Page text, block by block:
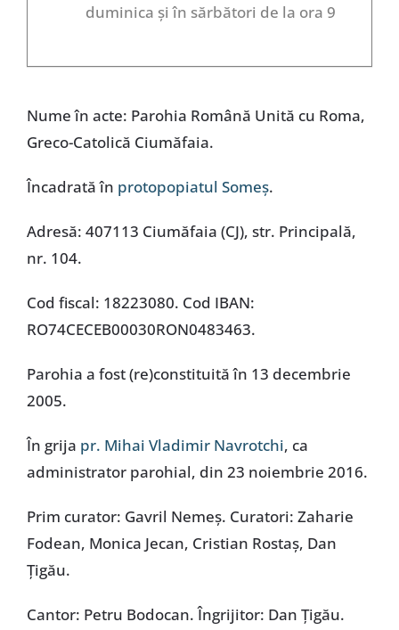
duminica și în sărbători de la ora 9
Nume în acte: Parohia Română Unită cu Roma,
Greco-Catolică Ciumăfaia.
Încadrată în protopopiatul Someș.
Adresă: 407113 Ciumăfaia (CJ), str. Principală,
nr. 104.
Cod fiscal: 18223080. Cod IBAN:
RO74CECEB00030RON0483463.
Parohia a fost (re)constituită în 13 decembrie
2005.
În grija pr. Mihai Vladimir Navrotchi, ca
administrator parohial, din 23 noiembrie 2016.
Prim curator: Gavril Nemeș. Curatori: Zaharie
Fodean, Monica Jecan, Cristian Rostaș, Dan
Țigău.
Cantor: Petru Bodocan. Îngrijitor: Dan Țigău.